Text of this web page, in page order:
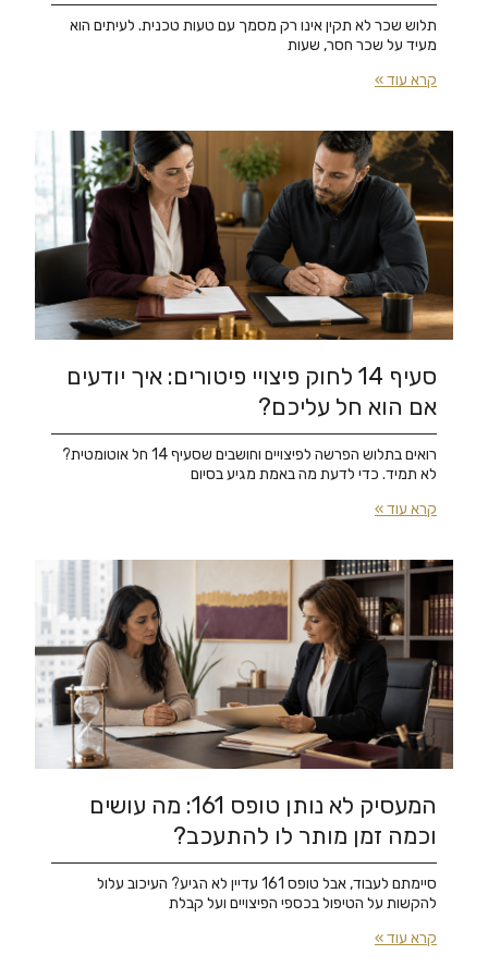
תלוש שכר לא תקין אינו רק מסמך עם טעות טכנית. לעיתים הוא
מעיד על שכר חסר, שעות
קרא עוד »
סעיף 14 לחוק פיצויי פיטורים: איך יודעים
אם הוא חל עליכם?
רואים בתלוש הפרשה לפיצויים וחושבים שסעיף 14 חל אוטומטית?
לא תמיד. כדי לדעת מה באמת מגיע בסיום
קרא עוד »
המעסיק לא נותן טופס 161: מה עושים
וכמה זמן מותר לו להתעכב?
סיימתם לעבוד, אבל טופס 161 עדיין לא הגיע? העיכוב עלול
להקשות על הטיפול בכספי הפיצויים ועל קבלת
קרא עוד »